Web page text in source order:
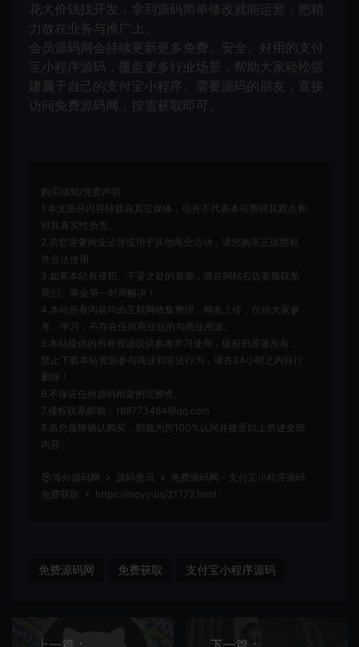
花大价钱找开发，拿到源码简单修改就能运营，把精
力放在业务与推广上。
会员源码网会持续更新更多免费、安全、好用的支付
宝小程序源码，覆盖更多行业场景，帮助大家轻松搭
建属于自己的支付宝小程序。需要源码的朋友，直接
访问免费源码网，按需获取即可。
购买须知/免责声明
1.本文部分内容转载自其它媒体，但并不代表本站赞同其观点和
对其真实性负责。
2.若您需要商业运营或用于其他商业活动，请您购买正版授权
并合法使用。
3.如果本站有侵犯、不妥之处的资源，请在网站右边客服联系
我们。将会第一时间解决！
4.本站所有内容均由互联网收集整理、网友上传，仅供大家参
考、学习，不存在任何商业目的与商业用途。
5.本站提供的所有资源仅供参考学习使用，版权归原著所有，
禁止下载本站资源参与商业和非法行为，请在24小时之内自行
删除！
6.不保证任何源码框架的完整性。
7.侵权联系邮箱：188773464@qq.com
8.若您最终确认购买，则视为您100%认同并接受以上所述全部
内容。
海外源码网 源码资讯
免费源码网 – 支付宝小程序源码
免费获取
https://moyy.us/21772.html
免费源码网 免费获取 支付宝小程序源码